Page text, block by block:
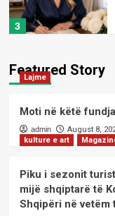
3
Featured Story
Lajme
Moti në këtë
admin
August 8,
kulture e art
Piku i sezonit
mijë shqiptarë të
Shqipëri në vetëm